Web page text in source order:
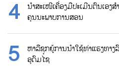
ນຳສະເໜີເຄື່ອງມືປະເມີນຕົນເອງ
ຄຸນນະພາບການສອນ
ຫາລືຊຸກຍູ້ການນຳໃຊ້ທ່າແຮງທາ
ອຸດົມໄຊ